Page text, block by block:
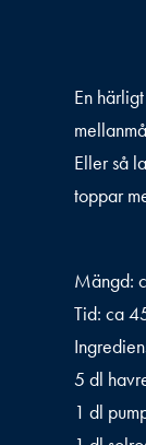
En
Eller så
toppar
Mängd:
Tid: ca
5 dl
1 dl